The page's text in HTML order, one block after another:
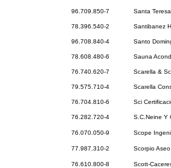
96.709.850-7 Santa
78.396.540-2 Santibanez
96.708.840-4 Santo
78.608.480-6 Sauna
76.740.620-7 Scarella &
79.575.710-4 Scarella
76.704.810-6 Sci
76.282.720-4 S.C.Neine Y
76.070.050-9 Scope
77.987.310-2 Scorpio
76.610.800-8 Scott-